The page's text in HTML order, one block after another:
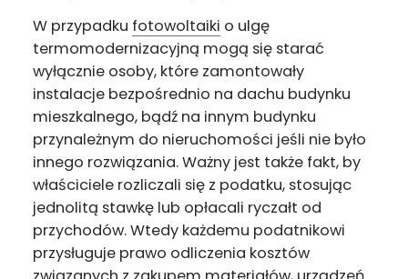
W przypadku fotowoltaiki o ulgę
termomodernizacyjną mogą się starać
wyłącznie osoby, które zamontowały
instalacje bezpośrednio na dachu budynku
mieszkalnego, bądź na innym budynku
przynależnym do nieruchomości jeśli nie było
innego rozwiązania. Ważny jest także fakt, by
właściciele rozliczali się z podatku, stosując
jednolitą stawkę lub opłacali ryczałt od
przychodów. Wtedy każdemu podatnikowi
przysługuje prawo odliczenia kosztów